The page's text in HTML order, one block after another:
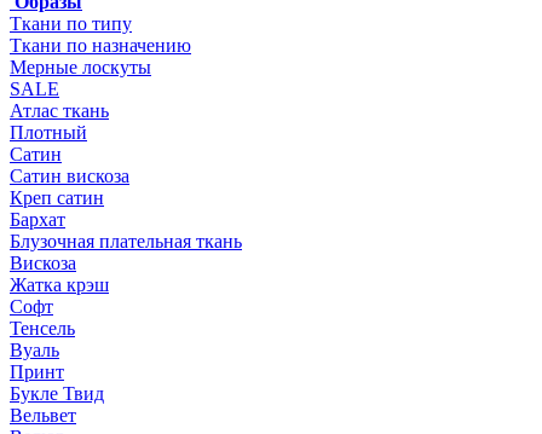
Ткани по типу
Ткани по назначению
Мерные лоскуты
SALE
Атлас ткань
Плотный
Сатин
Сатин вискоза
Креп сатин
Бархат
Блузочная плательная ткань
Вискоза
Жатка крэш
Софт
Тенсель
Вуаль
Принт
Букле Твид
Вельвет